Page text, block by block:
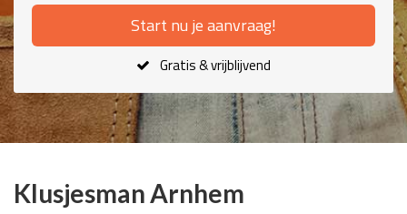
Start nu je aanvraag!
Gratis & vrijblijvend
Klusjesman Arnhem